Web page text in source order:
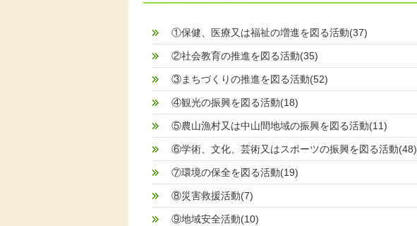
①保健、医療又は福祉の増進を図る活動(37)
②社会教育の推進を図る活動(35)
③まちづくりの推進を図る活動(52)
④観光の振興を図る活動(18)
⑤農山漁村又は中山間地域の振興を図る活動(11)
⑥学術、文化、芸術又はスポーツの振興を図る活動(48)
⑦環境の保全を図る活動(19)
⑧災害救援活動(7)
⑨地域安全活動(10)